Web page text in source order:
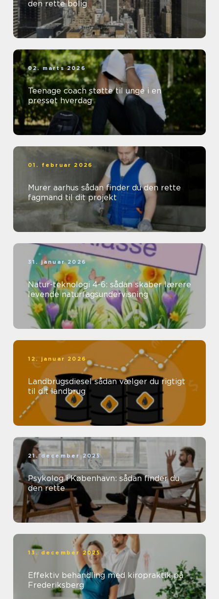
den rette bolig
02. marts 2026
Teenage coach støtte til unge i en
presset hverdag
01. februar 2026
Murer aarhus sådan finder du den rette
fagmand til dit projekt
31. januar 2026
Natur-teknologi 4-6: sådan skaber lærere
levende naturfagsundervisning
12. januar 2026
Landbrugsdiesel sådan vælger du rigtigt
til dit landbrug
21. december 2025
Psykolog i København: sådan finder du
den rette
13. december 2025
Effektiv behandling med kiropraktik på
Frederiksberg